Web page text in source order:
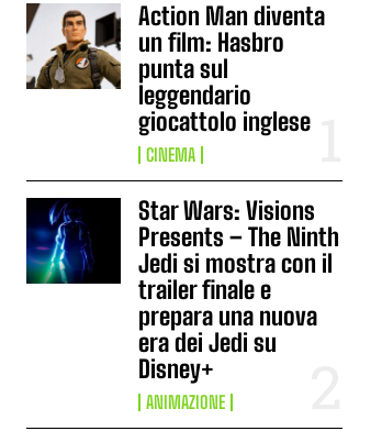
Action Man diventa
un film: Hasbro
punta sul
leggendario
giocattolo inglese
CINEMA
Star Wars: Visions
Presents – The Ninth
Jedi si mostra con il
trailer finale e
prepara una nuova
era dei Jedi su
Disney+
ANIMAZIONE